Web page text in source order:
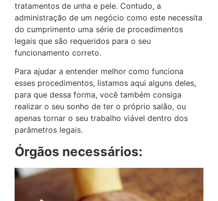
tratamentos de unha e pele. Contudo, a
administração de um negócio como este necessita
do cumprimento uma série de procedimentos
legais que são requeridos para o seu
funcionamento correto.
Para ajudar a entender melhor como funciona
esses procedimentos, listamos aqui alguns deles,
para que dessa forma, você também consiga
realizar o seu sonho de ter o próprio salão, ou
apenas tornar o seu trabalho viável dentro dos
parâmetros legais.
Órgãos necessários: